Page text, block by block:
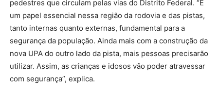
pedestres que circulam pelas vias do Distrito Federal. “É
um papel essencial nessa região da rodovia e das pistas,
tanto internas quanto externas, fundamental para a
segurança da população. Ainda mais com a construção da
nova UPA do outro lado da pista, mais pessoas precisarão
utilizar. Assim, as crianças e idosos vão poder atravessar
com segurança”, explica.